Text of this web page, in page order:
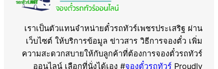
เราเป็นตัวแทนจำหน่ายตั๋วรถทัวร์เพชรประเสริฐ ผ่าน
เว็บไซต์ ให้บริการข้อมูล ข่าวสาร วิธีการจองตั๋ว เพิ่ม
ความสะดวกสบายให้กับลูกค้าที่ต้องการจองตั๋วรถทัวร์
ออนไลน์ เลือกที่นั่งได้เอง #จองตั๋วรถทัวร์ Proudly